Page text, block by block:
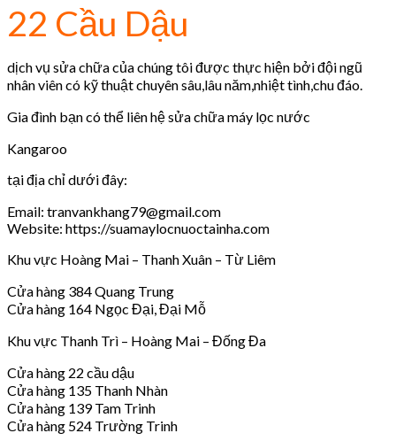
22 Cầu Dậu
dịch vụ sửa chữa của chúng tôi được thực hiện bởi đội ngũ
nhân viên có kỹ thuật chuyên sâu,lâu năm,nhiệt tình,chu đáo.
Gia đình bạn có thể liên hệ sửa chữa máy lọc nước
Kangaroo
tại địa chỉ dưới đây:
Email: tranvankhang79@gmail.com
Website: https://suamaylocnuoctainha.com
Khu vực Hoàng Mai – Thanh Xuân – Từ Liêm
Cửa hàng 384 Quang Trung
Cửa hàng 164 Ngọc Đại, Đại Mỗ
Khu vực Thanh Trì – Hoàng Mai – Đống Đa
Cửa hàng 22 cầu dậu
Cửa hàng 135 Thanh Nhàn
Cửa hàng 139 Tam Trinh
Cửa hàng 524 Trường Trinh